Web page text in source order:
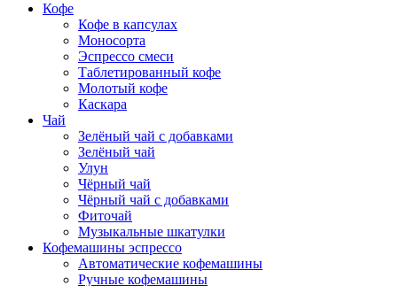
Кофе
Кофе в капсулах
Моносорта
Эспрессо смеси
Таблетированный кофе
Молотый кофе
Каскара
Чай
Зелёный чай с добавками
Зелёный чай
Улун
Чёрный чай
Чёрный чай с добавками
Фиточай
Музыкальные шкатулки
Кофемашины эспрессо
Автоматические кофемашины
Ручные кофемашины